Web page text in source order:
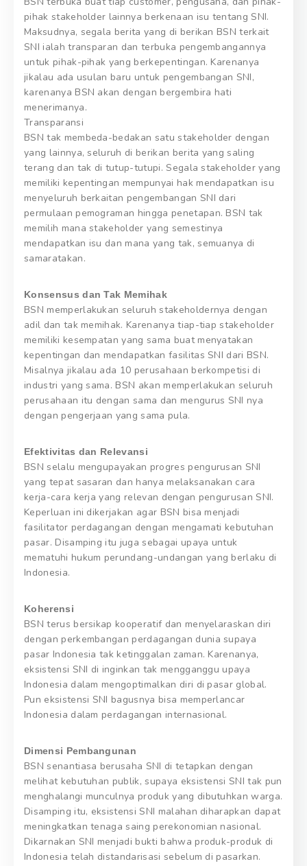
pihak stakeholder lainnya berkenaan isu tentang SNI.
Maksudnya, segala berita yang di berikan BSN terkait
SNI ialah transparan dan terbuka pengembangannya
untuk pihak-pihak yang berkepentingan. Karenanya
jikalau ada usulan baru untuk pengembangan SNI,
karenanya BSN akan dengan bergembira hati
menerimanya.
Transparansi
BSN tak membeda-bedakan satu stakeholder dengan
yang lainnya, seluruh di berikan berita yang saling
terang dan tak di tutup-tutupi. Segala stakeholder yang
memiliki kepentingan mempunyai hak mendapatkan isu
menyeluruh berkaitan pengembangan SNI dari
permulaan pemograman hingga penetapan. BSN tak
memilih mana stakeholder yang semestinya
mendapatkan isu dan mana yang tak, semuanya di
samaratakan.
Konsensus dan Tak Memihak
BSN memperlakukan seluruh stakeholdernya dengan
adil dan tak memihak. Karenanya tiap-tiap stakeholder
memiliki kesempatan yang sama buat menyatakan
kepentingan dan mendapatkan fasilitas SNI dari BSN.
Misalnya jikalau ada 10 perusahaan berkompetisi di
industri yang sama. BSN akan memperlakukan seluruh
perusahaan itu dengan sama dan mengurus SNI nya
dengan pengerjaan yang sama pula.
Efektivitas dan Relevansi
BSN selalu mengupayakan progres pengurusan SNI
yang tepat sasaran dan hanya melaksanakan cara
kerja-cara kerja yang relevan dengan pengurusan SNI.
Keperluan ini dikerjakan agar BSN bisa menjadi
fasilitator perdagangan dengan mengamati kebutuhan
pasar. Disamping itu juga sebagai upaya untuk
mematuhi hukum perundang-undangan yang berlaku di
Indonesia.
Koherensi
BSN terus bersikap kooperatif dan menyelaraskan diri
dengan perkembangan perdagangan dunia supaya
pasar Indonesia tak ketinggalan zaman. Karenanya,
eksistensi SNI di inginkan tak mengganggu upaya
Indonesia dalam mengoptimalkan diri di pasar global.
Pun eksistensi SNI bagusnya bisa memperlancar
Indonesia dalam perdagangan internasional.
Dimensi Pembangunan
BSN senantiasa berusaha SNI di tetapkan dengan
melihat kebutuhan publik, supaya eksistensi SNI tak pun
menghalangi munculnya produk yang dibutuhkan warga.
Disamping itu, eksistensi SNI malahan diharapkan dapat
meningkatkan tenaga saing perekonomian nasional.
Dikarnakan SNI menjadi bukti bahwa produk-produk di
Indonesia telah distandarisasi sebelum di pasarkan.